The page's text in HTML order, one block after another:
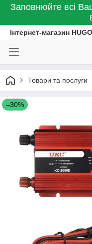
Заповнюйте всі
Інтернет-магазин HUGO
Товари та послуги
–30%